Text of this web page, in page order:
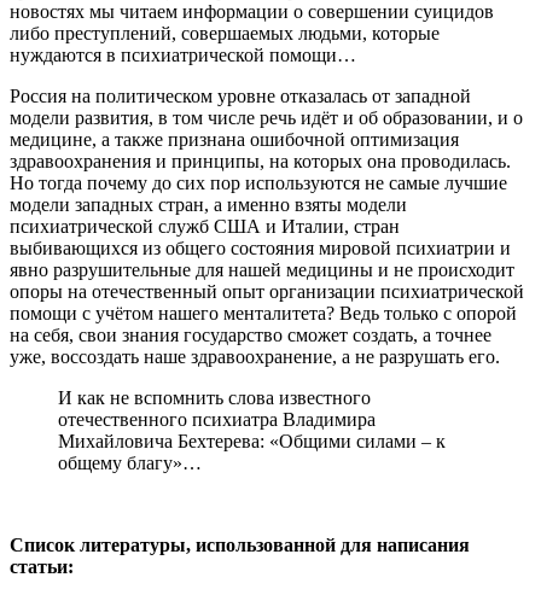
новостях мы читаем информации о совершении суицидов
либо преступлений, совершаемых людьми, которые
нуждаются в психиатрической помощи…
Россия на политическом уровне отказалась от западной
модели развития, в том числе речь идёт и об образовании, и о
медицине, а также признана ошибочной оптимизация
здравоохранения и принципы, на которых она проводилась.
Но тогда почему до сих пор используются не самые лучшие
модели западных стран, а именно взяты модели
психиатрической служб США и Италии, стран
выбивающихся из общего состояния мировой психиатрии и
явно разрушительные для нашей медицины и не происходит
опоры на отечественный опыт организации психиатрической
помощи с учётом нашего менталитета? Ведь только с опорой
на себя, свои знания государство сможет создать, а точнее
уже, воссоздать наше здравоохранение, а не разрушать его.
И как не вспомнить слова известного
отечественного психиатра Владимира
Михайловича Бехтерева: «Общими силами – к
общему благу»…
Список литературы, использованной для написания
статьи: